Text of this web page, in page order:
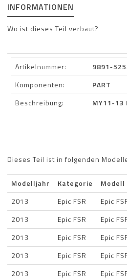
INFORMATIONEN
Wo ist dieses Teil verbaut?
Artikelnummer:
9891-
Komponenten:
PART
Beschreibung:
MY11-13
Dieses Teil ist in folgenden
Modelljahr Kategorie
Modell
2013
Epic FSR
Epic
2013
Epic FSR
Epic
2013
Epic FSR
Epic
2013
Epic FSR
Epic
2013
Epic FSR Epic